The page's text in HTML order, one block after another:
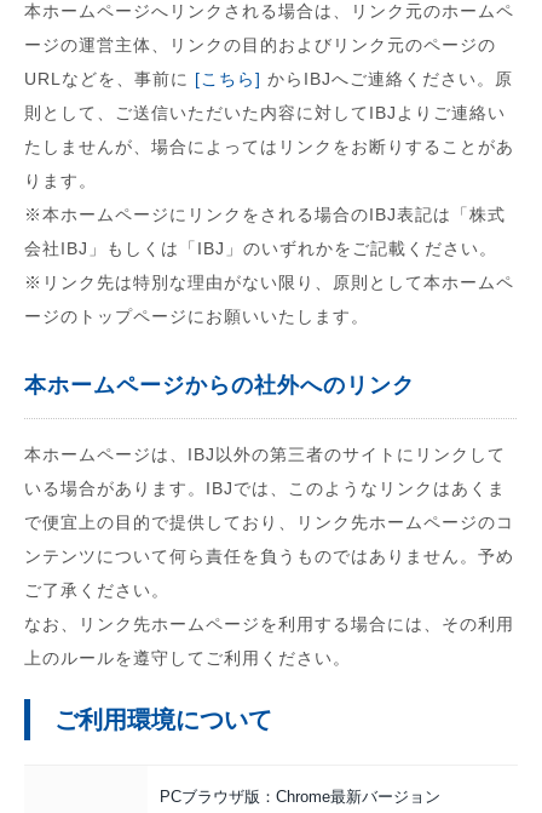
本ホームページへリンクされる場合は、リンク元のホームペ
ージの運営主体、リンクの目的およびリンク元のページの
URLなどを、事前に [こちら] からIBJへご連絡ください。原
則として、ご送信いただいた内容に対してIBJよりご連絡い
たしませんが、場合によってはリンクをお断りすることがあ
ります。
※本ホームページにリンクをされる場合のIBJ表記は「株式
会社IBJ」もしくは「IBJ」のいずれかをご記載ください。
※リンク先は特別な理由がない限り、原則として本ホームペ
ージのトップページにお願いいたします。
本ホームページからの社外へのリンク
本ホームページは、IBJ以外の第三者のサイトにリンクして
いる場合があります。IBJでは、このようなリンクはあくま
で便宜上の目的で提供しており、リンク先ホームページのコ
ンテンツについて何ら責任を負うものではありません。予め
ご了承ください。
なお、リンク先ホームページを利用する場合には、その利用
上のルールを遵守してご利用ください。
ご利用環境について
PCブラウザ版：Chrome最新バージョン